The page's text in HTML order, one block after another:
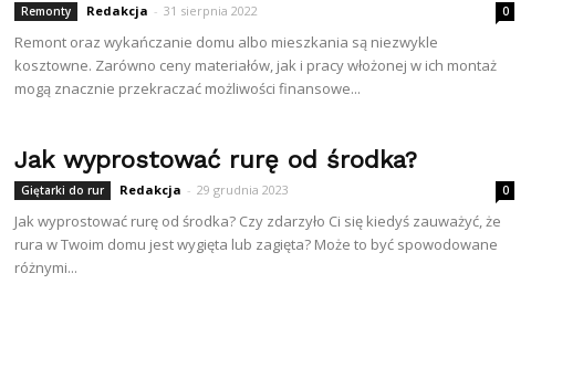
Remonty Redakcja - 31 sierpnia 2022 0
Remont oraz wykańczanie domu albo mieszkania są niezwykle
kosztowne. Zarówno ceny materiałów, jak i pracy włożonej w ich montaż
mogą znacznie przekraczać możliwości finansowe...
Jak wyprostować rurę od środka?
Giętarki do rur Redakcja - 29 grudnia 2023 0
Jak wyprostować rurę od środka? Czy zdarzyło Ci się kiedyś zauważyć, że
rura w Twoim domu jest wygięta lub zagięta? Może to być spowodowane
różnymi...